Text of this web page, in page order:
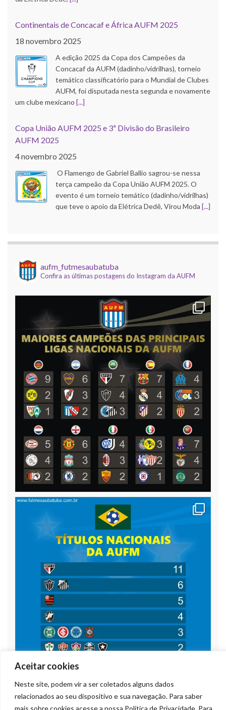
Aceitar cookies
Neste site, podem vir a ser coletados alguns dados
relacionados ao seu dispositivo e sua navegação. Para saber
mais sobre cookies acesse a nossa Política de Privacidade. Para
Copa União AUFM 2025 e 3ª Divisão do Brasileiro
AUFM 2025
4 novembro 2025
O Flamengo de Gabriel Ballio sagrou-se nessa
terça campeão da Copa União AUFM 2025. O
evento é um torneio temático (dadinho/vidrilhas)
que teve o apoio da Elétrica Dedê, Virou Moda
Copa do Brasil AUFM 2025
21 outubro 2025
O Corinthians de Róbson Pinho faturou a edição
2025 da Copa do Brasil AUFM (dadinho/vidrilhas).
A competição, que contou com apoio da Elétrica
Dedê, Uba Inox e Virou Moda, e[...]
dezembro, o encerramento da temporada
temática (dadinho/vidrilhas) da AUFM, com a
Mundial de Clubes, com[...]
aufm_futmesaubatuba
Confira as últimas postagens do Instagram da AUFM